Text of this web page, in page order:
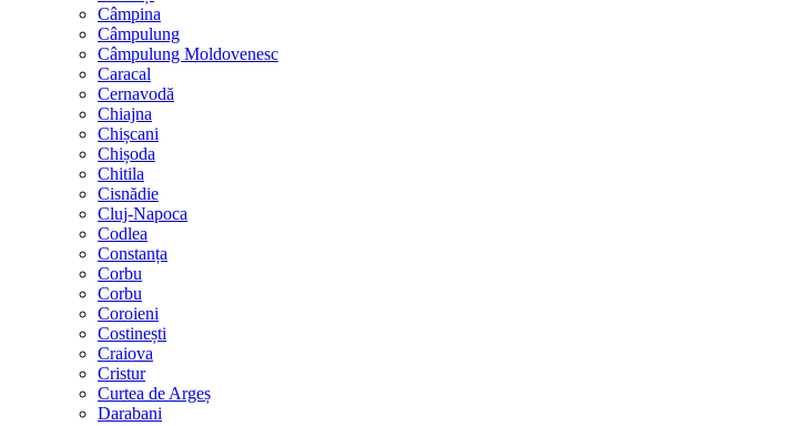
Câmpina
Câmpulung
Câmpulung Moldovenesc
Caracal
Cernavodă
Chiajna
Chișcani
Chișoda
Chitila
Cisnădie
Cluj-Napoca
Codlea
Constanța
Corbu
Corbu
Coroieni
Costinești
Craiova
Cristur
Curtea de Argeș
Darabani